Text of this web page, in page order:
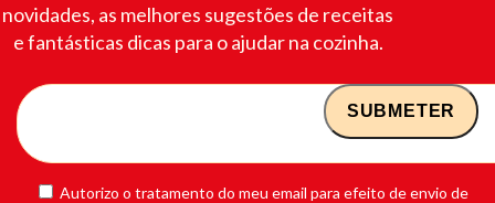
novidades, as melhores sugestões de receitas
e fantásticas dicas para o ajudar na cozinha.
Autorizo o tratamento do meu email para efeito de envio de